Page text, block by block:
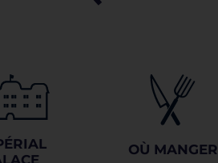
OÙ MANGER